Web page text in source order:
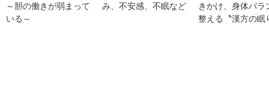
～胆の働きが弱まって
いる～
み、不安感、不眠など
きかけ、身体バラ
整える〝漢方の眠